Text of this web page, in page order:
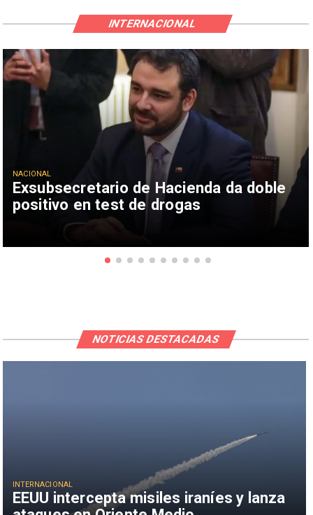
Exsubsecretario de Hacienda da doble
positivo en test de drogas
NACIONAL
INTERNACIONAL
EEUU intercepta misiles iraníes y lanza
INTERNACIONAL
NOTICIAS DESTACADAS